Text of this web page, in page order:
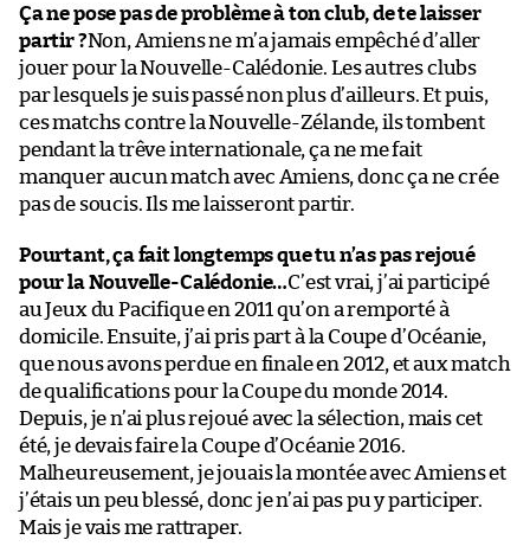
Ça ne pose pas de problème à ton club, de te laisser
partir ?Non, Amiens ne m’a jamais empêché d’aller
jouer pour la Nouvelle-Calédonie. Les autres clubs
par lesquels je suis passé non plus d’ailleurs. Et puis,
ces matchs contre la Nouvelle-Zélande, ils tombent
pendant la trêve internationale, ça ne me fait
manquer aucun match avec Amiens, donc ça ne crée
pas de soucis. Ils me laisseront partir.
Pourtant, ça fait longtemps que tu n’as pas rejoué
pour la Nouvelle-Calédonie…C’est vrai, j’ai participé
au Jeux du Pacifique en 2011 qu’on a remporté à
domicile. Ensuite, j’ai pris part à la Coupe d’Océanie,
que nous avons perdue en finale en 2012, et aux match
de qualifications pour la Coupe du monde 2014.
Depuis, je n’ai plus rejoué avec la sélection, mais cet
été, je devais faire la Coupe d’Océanie 2016.
Malheureusement, je jouais la montée avec Amiens et
j’étais un peu blessé, donc je n’ai pas pu y participer.
Mais je vais me rattraper.